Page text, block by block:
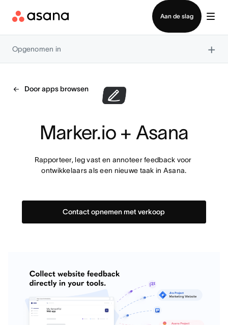
Aan de slag
Contact opnemen met verkoop
Opgenomen in ×
Door apps browsen
Marker.io + Asana
Rapporteer, leg vast en annoteer feedback voor
ontwikkelaars als een nieuwe taak in Asana.
Contact opnemen met verkoop